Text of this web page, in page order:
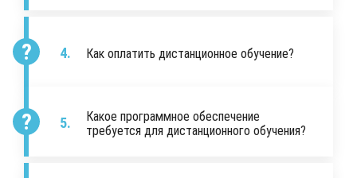
Как оплатить дистанционное обучение?
Какое программное обеспечение
требуется для дистанционного обучения?